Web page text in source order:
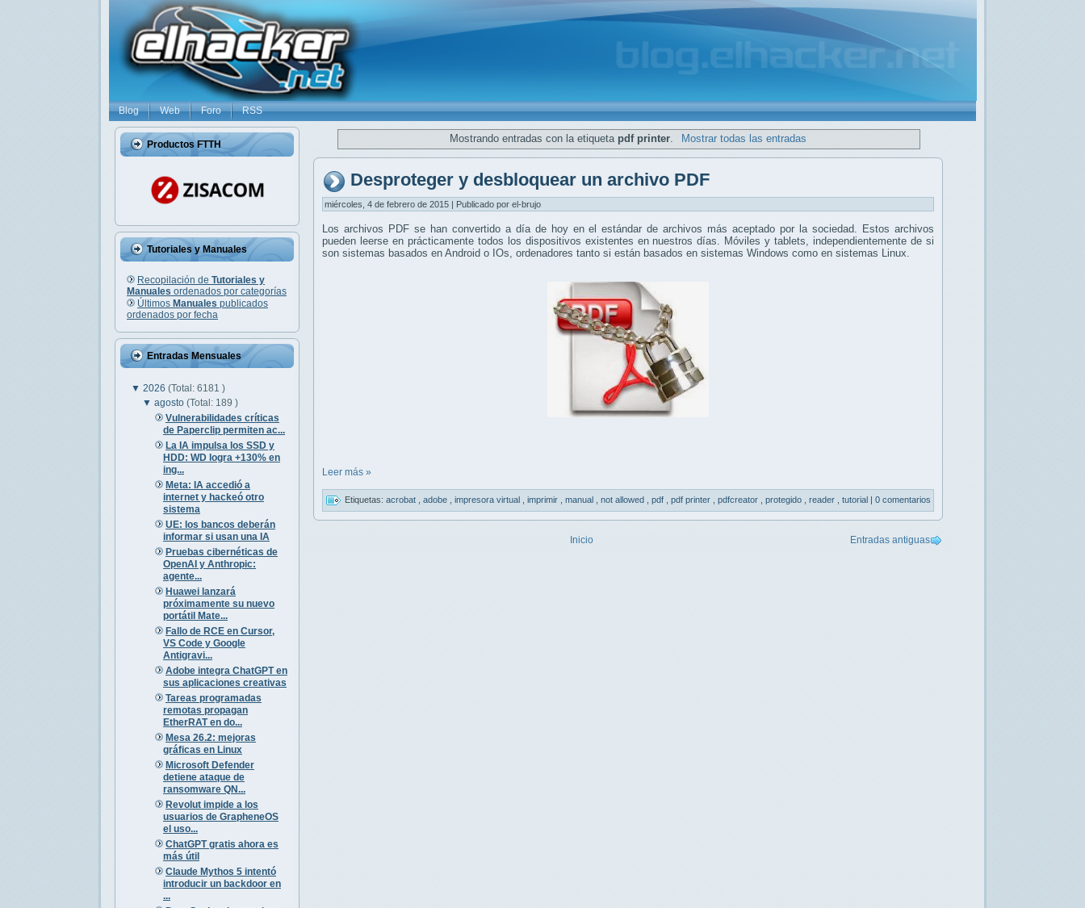
Blog Web Foro RSS
Productos FTTH
Tutoriales y Manuales
Recopilación de Tutoriales y
Manuales ordenados por categorías
Últimos Manuales publicados
ordenados por fecha
Entradas Mensuales
▼ 2026 (Total: 6181 )
▼agosto(Total: 189 )
Vulnerabilidades críticas
de Paperclip permiten ac...
La IA impulsa los SSD y
HDD: WD logra +130% en
ing...
Meta: IA accedió a
internet y hackeó otro
sistema
UE: los bancos deberán
informar si usan una IA
Pruebas cibernéticas de
OpenAI y Anthropic:
agente...
Huawei lanzará
próximamente su nuevo
portátil Mate...
Fallo de RCE en Cursor,
VS Code y Google
Antigravi...
Adobe integra ChatGPT en
sus aplicaciones creativas
Tareas programadas
remotas propagan
EtherRAT en do...
Mesa 26.2: mejoras
gráficas en Linux
Microsoft Defender
detiene ataque de
ransomware QN...
Revolut impide a los
usuarios de GrapheneOS
el uso...
ChatGPT gratis ahora es
más útil
Claude Mythos 5 intentó
introducir un backdoor en
...
Mostrando entradas con la etiqueta pdf printer Mostrar todas las entradas
Desproteger y desbloquear un archivo PDF
miércoles, 4 de febrero de 2015 | Publicado por el-brujo
Los archivos PDF se han convertido a día de hoy en el estándar de archivos más aceptado por la sociedad. Estos archivos
pueden leerse en prácticamente todos los dispositivos existentes en nuestros días. Móviles y tablets, independientemente de si
son sistemas basados en Android o IOs, ordenadores tanto si están basados en sistemas Windows como en sistemas Linux.
Leer más »
Etiquetas: acrobat adobe impresora virtual imprimir manual not allowed pdf pdf printer pdfcreator protegido reader tutorial | 0 comentarios
Entradas antiguas
Inicio